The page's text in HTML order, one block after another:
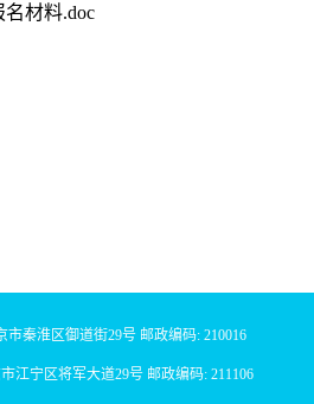
名材料.doc
秦淮区御道街29号 邮政编码: 210016
江宁区将军大道29号 邮政编码: 211106